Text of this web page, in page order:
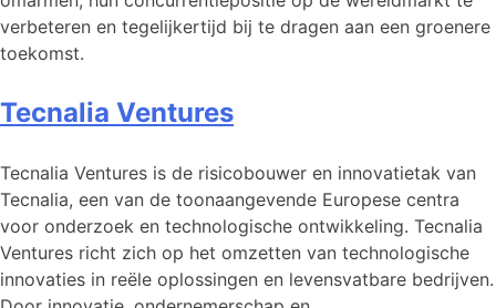
verbeteren en tegelijkertijd bij te dragen aan een groenere
toekomst.
Tecnalia Ventures
Tecnalia Ventures is de risicobouwer en innovatietak van
Tecnalia, een van de toonaangevende Europese centra
voor onderzoek en technologische ontwikkeling. Tecnalia
Ventures richt zich op het omzetten van technologische
innovaties in reële oplossingen en levensvatbare bedrijven.